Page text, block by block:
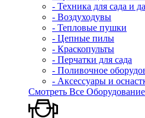
- Техника для сада и
- Воздуходувы
- Тепловые пушки
- Цепные пилы
- Краскопульты
- Перчатки для сада
- Поливочное
- Аксессуары и
Смотреть Все